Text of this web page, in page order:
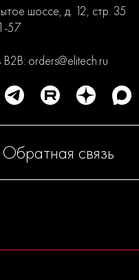
шоссе, д. 12, стр. 35
57
orders@elitech.ru
Обратная связь